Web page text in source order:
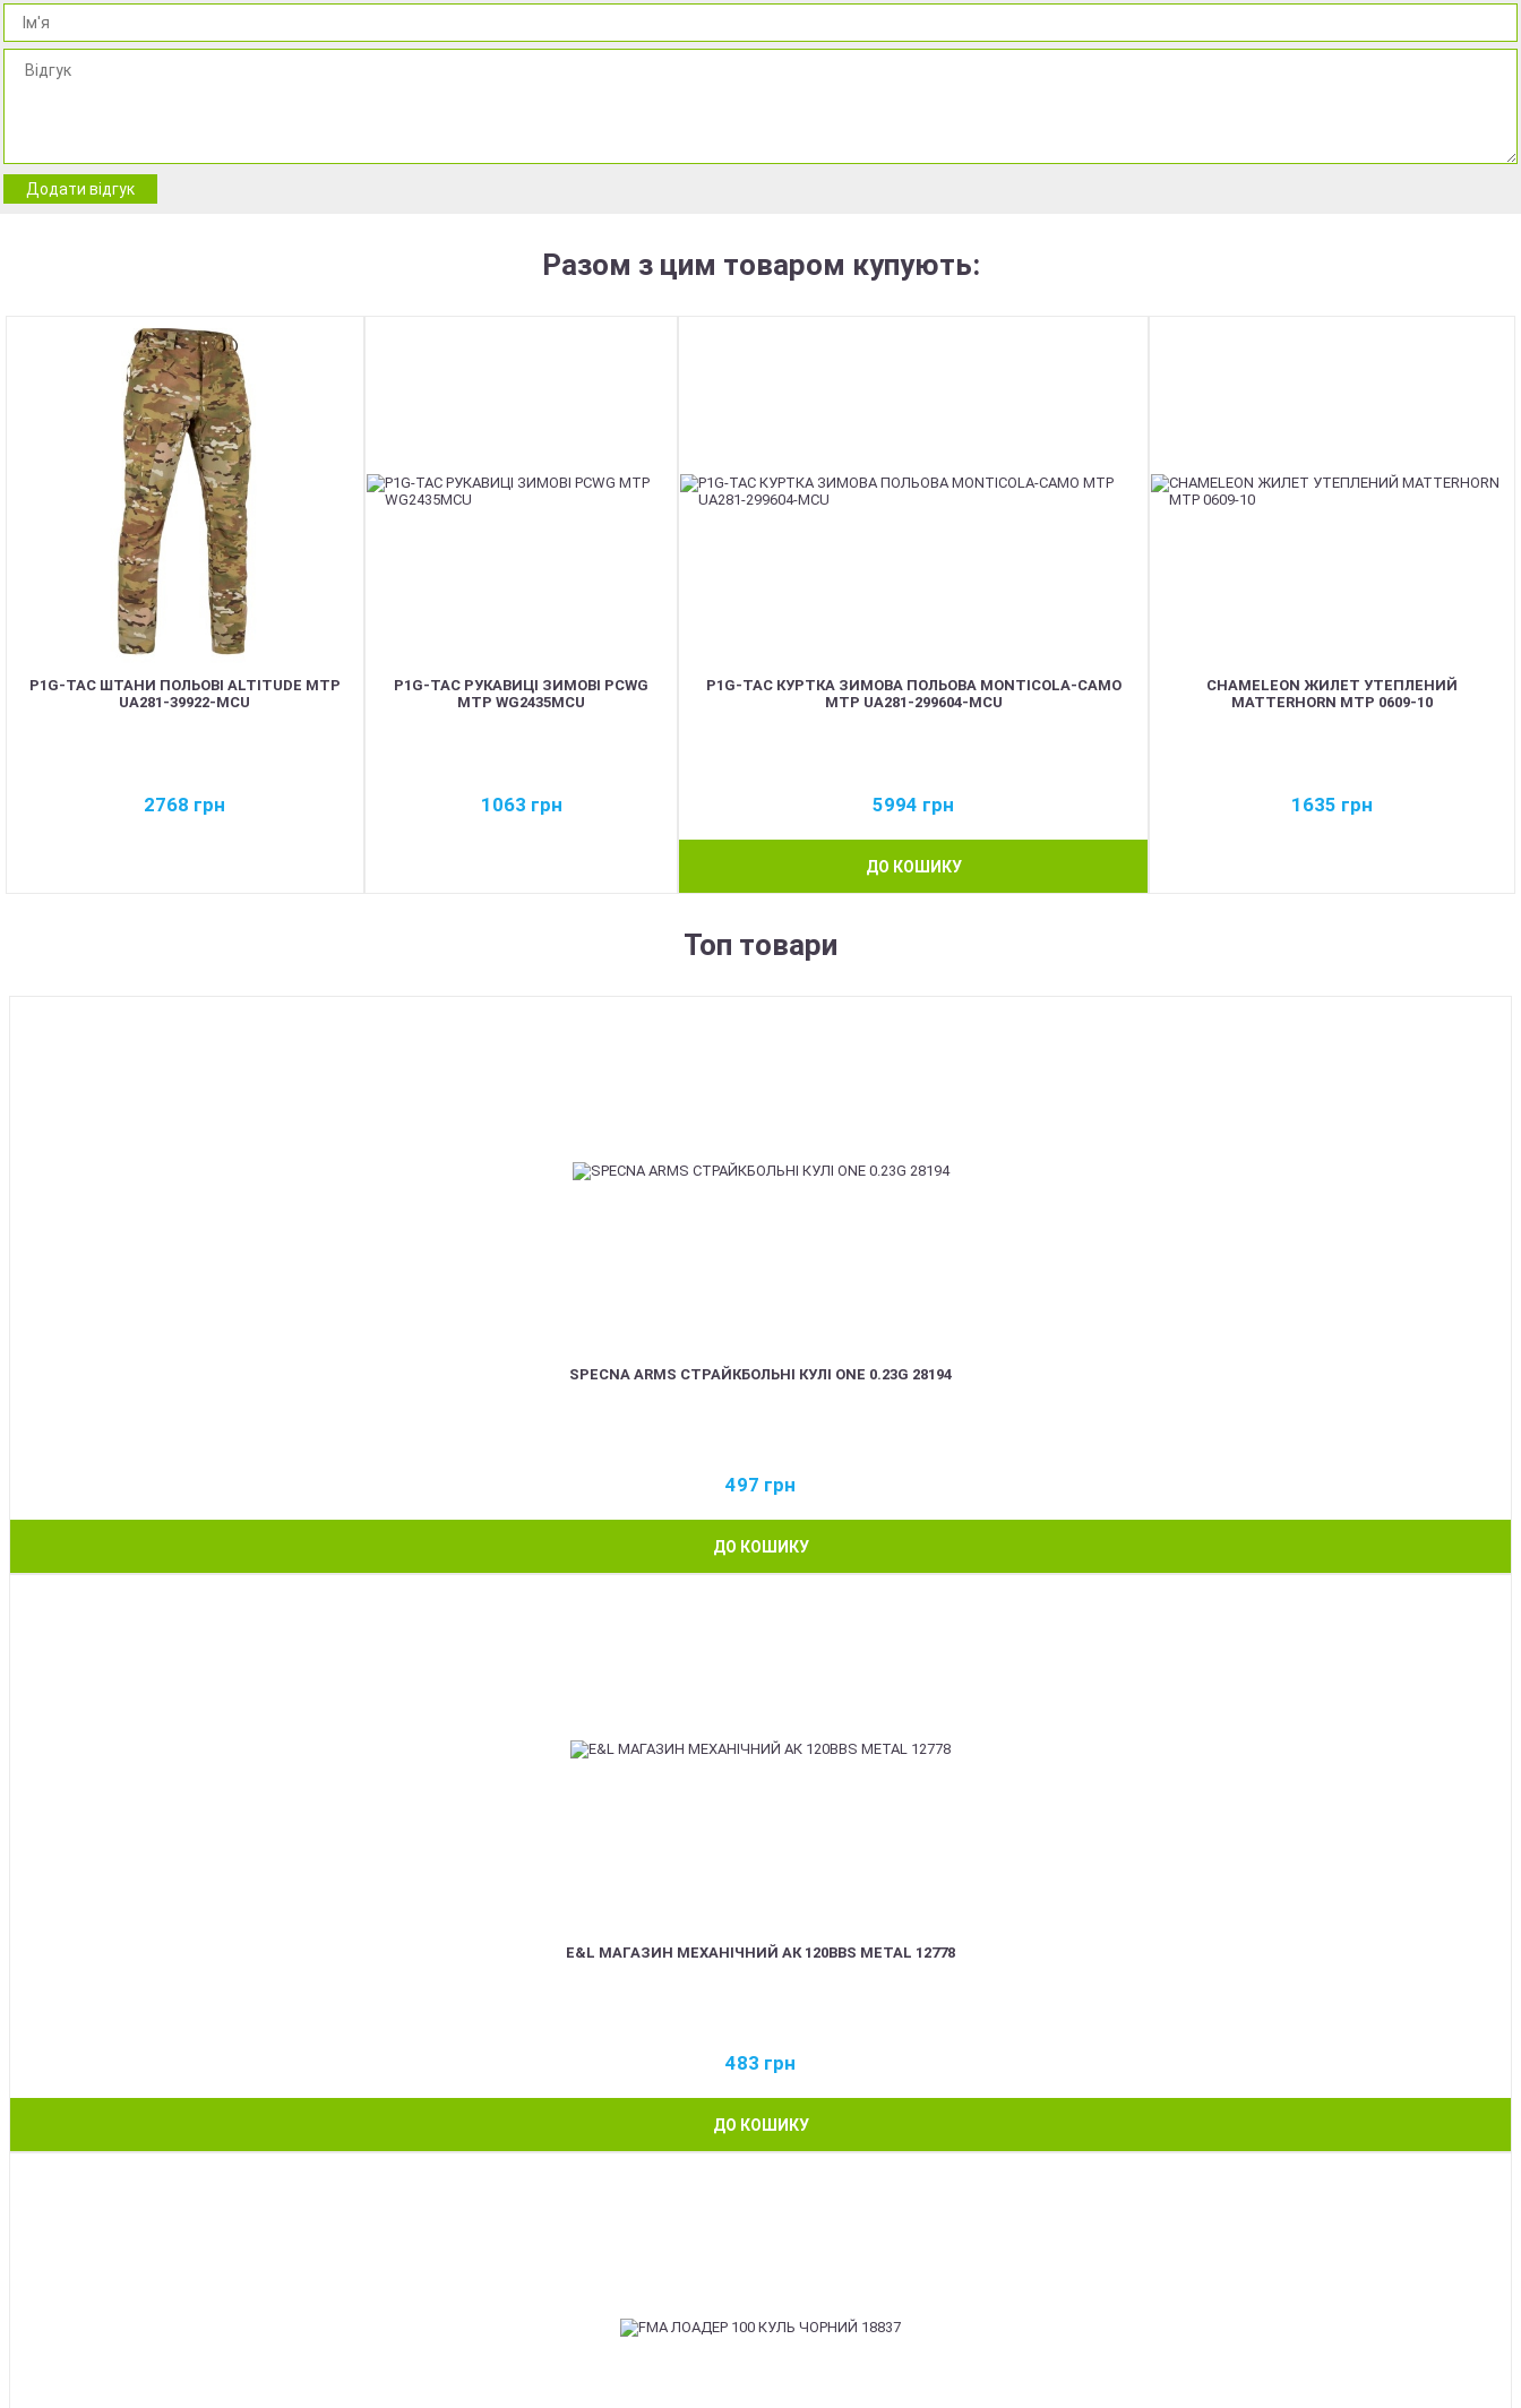
Додати відгук
Разом з цим товаром купують:
P1G-TAC ШТАНИ ПОЛЬОВІ ALTITUDE MTP
UA281-39922-MCU
2768 грн
P1G-TAC РУКАВИЦІ ЗИМОВІ PCWG
MTP WG2435MCU
1063 грн
P1G-TAC КУРТКА ЗИМОВА ПОЛЬОВА MONTICOLA-CAMO
MTP UA281-299604-MCU
5994 грн
ДО КОШИКУ
CHAMELEON ЖИЛЕТ УТЕПЛЕНИЙ
MATTERHORN MTP 0609-10
1635 грн
Топ товари
SPECNA ARMS СТРАЙКБОЛЬНІ КУЛІ ONE 0.23G 28194
497 грн
ДО КОШИКУ
E&L МАГАЗИН МЕХАНІЧНИЙ АК 120BBS METAL 12778
483 грн
ДО КОШИКУ